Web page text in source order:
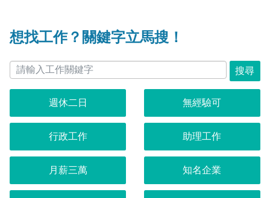
想找工作？關鍵字立馬搜！
搜尋
週休二日 無經驗可
行政工作 助理工作
月薪三萬 知名企業